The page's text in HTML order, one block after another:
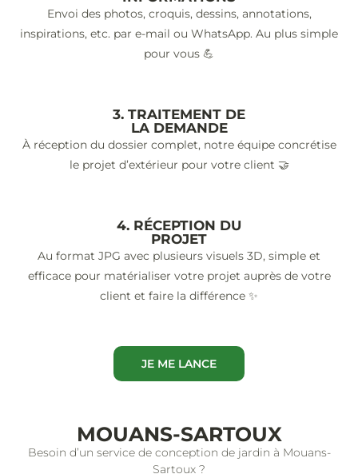
Envoi des photos, croquis, dessins, annotations,
inspirations, etc. par e-mail ou WhatsApp. Au plus simple
pour vous 💪
3. TRAITEMENT DE
LA DEMANDE
À réception du dossier complet, notre équipe concrétise
le projet d’extérieur pour votre client 🤝
4. RÉCEPTION DU
PROJET
Au format JPG avec plusieurs visuels 3D, simple et
efficace pour matérialiser votre projet auprès de votre
client et faire la différence ✨
JE ME LANCE
MOUANS-SARTOUX
Besoin d’un service de conception de jardin à Mouans-
Sartoux ?